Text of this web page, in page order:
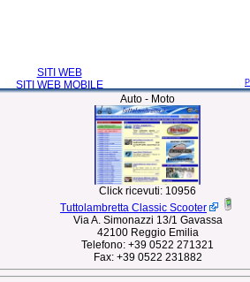
SITI WEB
SITI WEB MOBILE
Auto - Moto
Click ricevuti: 10956
Tuttolambretta Classic Scooter
Via A. Simonazzi 13/1 Gavassa
42100 Reggio Emilia
Telefono: +39 0522 271321
Fax: +39 0522 231882